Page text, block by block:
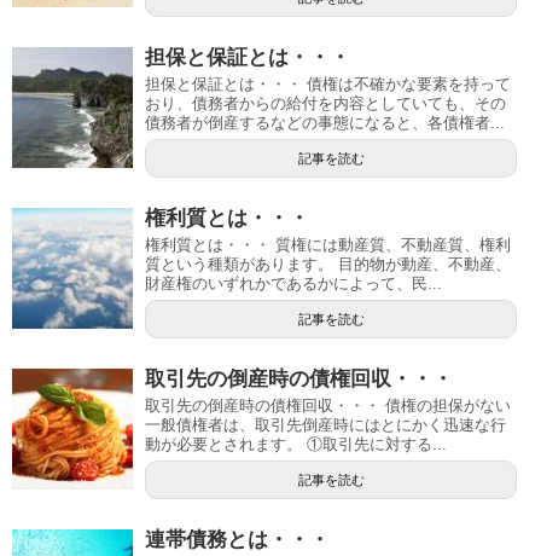
担保と保証とは・・・
担保と保証とは・・・ 債権は不確かな要素を持って
おり、債務者からの給付を内容としていても、その
債務者が倒産するなどの事態になると、各債権者...
記事を読む
権利質とは・・・
権利質とは・・・ 質権には動産質、不動産質、権利
質という種類があります。 目的物が動産、不動産、
財産権のいずれかであるかによって、民...
記事を読む
取引先の倒産時の債権回収・・・
取引先の倒産時の債権回収・・・ 債権の担保がない
一般債権者は、取引先倒産時にはとにかく迅速な行
動が必要とされます。 ①取引先に対する...
記事を読む
連帯債務とは・・・